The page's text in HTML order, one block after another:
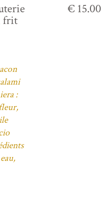
frit
:
€ 15.00